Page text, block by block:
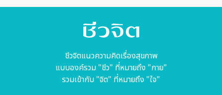
ชีวจิตแนวความคิดเรื่องสุขภาพ
แบบองค์รวม "ชีว" ที่หมายถึง "กาย"
รวมเข้ากับ "จิต" ที่หมายถึง "ใจ"